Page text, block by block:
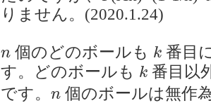
りません。(2020.1.24)
n
n 個のどのボールも k
k 番目
す。どのボールも k
k 番目以
です。 n
n 個のボールは無作